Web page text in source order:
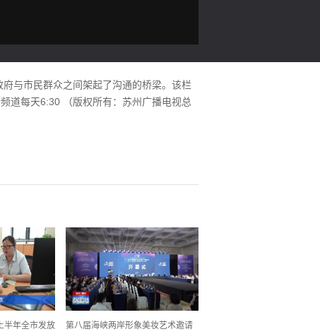
与市民群众之间架起了沟通的桥梁。该栏
道每天6:30 （版权所有：苏州广播电视总
半年全市发放
第八届海峡两岸形象美妆艺术邀请